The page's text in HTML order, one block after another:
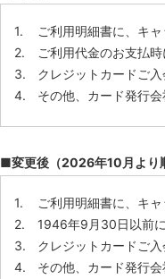
ご利用明細書に、キ
ご利用代金のお支払
クレジットカードご
その他、カード発行
■変更後（2026年10月より
ご利用明細書に、キ
1946年9月30日以前
クレジットカードご
その他、カード発行